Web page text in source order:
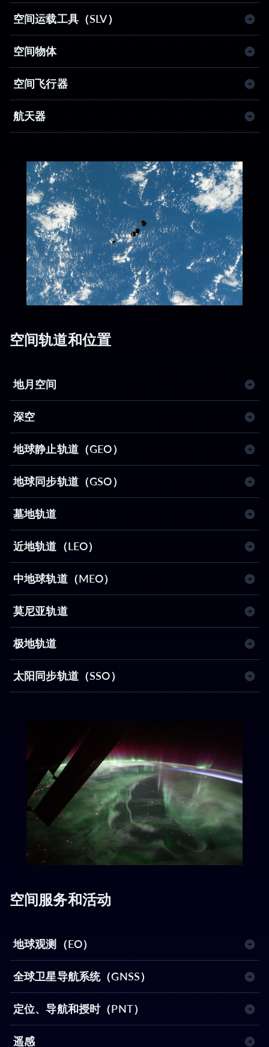
空间运载工具（SLV）
空间物体
空间飞行器
航天器
空间轨道和位置
地月空间
深空
地球静止轨道（GEO）
地球同步轨道（GSO）
墓地轨道
近地轨道（LEO）
中地球轨道（MEO）
莫尼亚轨道
极地轨道
太阳同步轨道（SSO）
空间服务和活动
地球观测（EO）
全球卫星导航系统（GNSS）
定位、导航和授时（PNT）
遥感